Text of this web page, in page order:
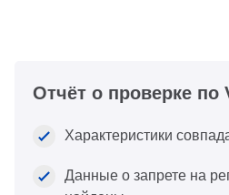
Отчёт о проверке по
Характеристики
Данные о запрете на